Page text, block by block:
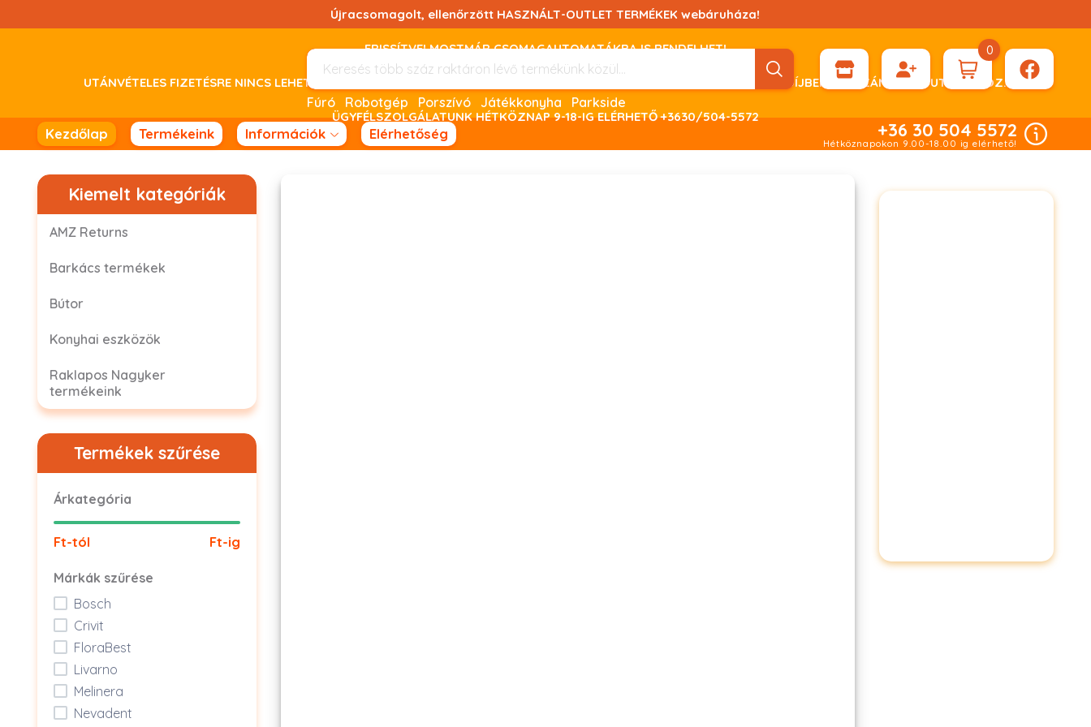
a
Újracsomagolt, ellenőrzött HASZNÁLT-OUTLET TERMÉKEK webáruháza!
FRISSÍTVE! MOSTMÁR CSOMAGAUTOMATÁKBA IS RENDELHET!
UTÁNVÉTELES FIZETÉSRE NINCS LEHETŐSÉG! FIZETNI ONLINE BANKKÁRTYÁVAL LEHETSÉGES, SZÜKSÉG ESETÉN KÉRHET DÍJBEKÉRŐ SZÁMLÁT ÁTUTALÁSHOZ.
ÜGYFÉLSZOLGÁLATUNK HÉTKÖZNAP 9-18-IG ELÉRHETŐ +3630/504-5572
Fúró Robotgép Porszívó Játékkonyha Parkside
0
Kezdőlap Termékeink Információk Elérhetőség +36 30 504 5572
Hétköznapokon 9.00-18.00 ig elérhető!
Kiemelt kategóriák
AMZ Returns
Barkács termékek
Bútor
Konyhai eszközök
Raklapos Nagyker
termékeink
Termékek szűrése
Árkategória
Ft-tól Ft-ig
Márkák szűrése
Bosch
Crivit
FloraBest
Livarno
Melinera
Nevadent